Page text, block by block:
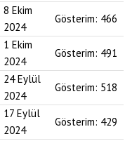
8 Ekim
2024
Gösterim: 466
1 Ekim
2024
Gösterim: 491
24 Eylül
2024
Gösterim: 518
17 Eylül
2024
Gösterim: 429